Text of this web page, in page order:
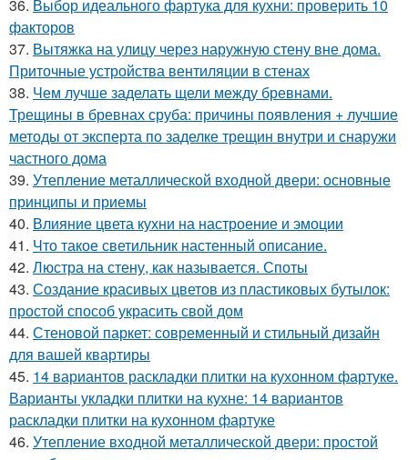
36. Выбор идеального фартука для кухни: проверить 10
факторов
37. Вытяжка на улицу через наружную стену вне дома.
Приточные устройства вентиляции в стенах
38. Чем лучше заделать щели между бревнами.
Трещины в бревнах сруба: причины появления + лучшие
методы от эксперта по заделке трещин внутри и снаружи
частного дома
39. Утепление металлической входной двери: основные
принципы и приемы
40. Влияние цвета кухни на настроение и эмоции
41. Что такое светильник настенный описание.
42. Люстра на стену, как называется. Споты
43. Создание красивых цветов из пластиковых бутылок:
простой способ украсить свой дом
44. Стеновой паркет: современный и стильный дизайн
для вашей квартиры
45. 14 вариантов раскладки плитки на кухонном фартуке.
Варианты укладки плитки на кухне: 14 вариантов
раскладки плитки на кухонном фартуке
46. Утепление входной металлической двери: простой